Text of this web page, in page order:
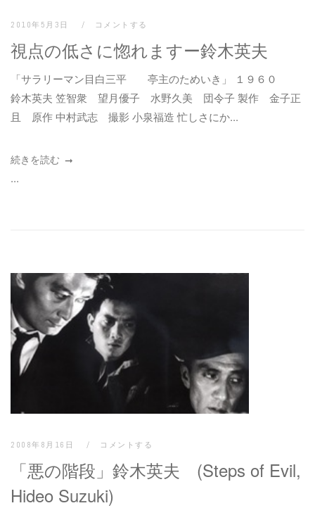
2010年5月3日 コメントする
視点の低さに惚れますー鈴木英夫
「サラリーマン目白三平 亭主のためいき」 １９６０
鈴木英夫 笠智衆 望月優子 水野久美 団令子 製作 金子正
且 原作 中村武志 撮影 小泉福造 忙しさにか...
続きを読む
...
2008年8月16日 コメントする
「悪の階段」鈴木英夫 (Steps of Evil,
Hideo Suzuki)